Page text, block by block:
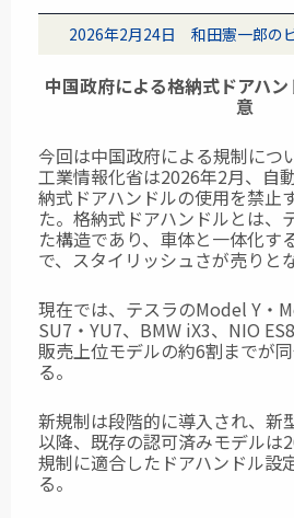
2026年2月24日 和田憲一郎の
中国政府による格納式ドアハ
意
今回は中国政府による規制につ
工業情報化省は2026年2月、自
納式ドアハンドルの使用を禁止
た。格納式ドアハンドルとは、
た構造であり、車体と一体化す
で、スタイリッシュさが売りと
現在では、テスラのModel Y・
SU7・YU7、BMW iX3、NIO
販売上位モデルの約6割までが
る。
新規制は段階的に導入され、新
以降、既存の認可済みモデルは
規制に適合したドアハンドル設
る。